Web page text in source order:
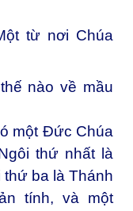
từ nơi Chúa
nào về mầu
một Đức Chúa
thứ nhất là
thứ ba là Thánh
tính, và một